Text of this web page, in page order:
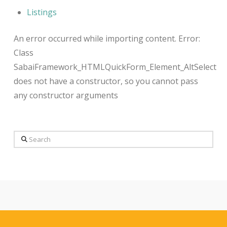
Listings
An error occurred while importing content. Error:
Class
SabaiFramework_HTMLQuickForm_Element_AltSelect
does not have a constructor, so you cannot pass
any constructor arguments
Search